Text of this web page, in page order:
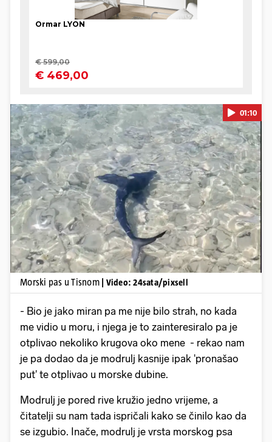
Pokretanje videa...
01:10
Morski pas u Tisnom | Video: 24sata/pixsell
- Bio je jako miran pa me nije bilo strah, no kada
me vidio u moru, i njega je to zainteresiralo pa je
otplivao nekoliko krugova oko mene - rekao nam
je pa dodao da je modrulj kasnije ipak 'pronašao
put' te otplivao u morske dubine.
Modrulj je pored rive kružio jedno vrijeme, a
čitatelji su nam tada ispričali kako se činilo kao da
se izgubio. Inače, modrulj je vrsta morskog psa